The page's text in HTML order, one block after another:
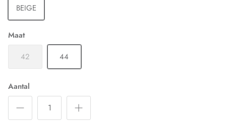
BEIGE
Maat
42
44
Aantal